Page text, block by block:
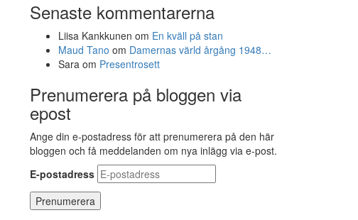
Senaste kommentarerna
Liisa Kankkunen om En kväll på stan
Maud Tano om Damernas värld årgång 1948…
Sara om Presentrosett
Prenumerera på bloggen via
epost
Ange din e-postadress för att prenumerera på den här
bloggen och få meddelanden om nya inlägg via e-post.
E-postadress